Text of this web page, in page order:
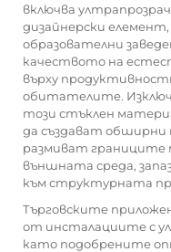
включва
дизайнерски елемент,
образователни
качеството на
върху
обитателите.
този стъклен
да създават обширни
размиват
външната среда,
към структурната
Търговските
от инсталациите с
като подобрените